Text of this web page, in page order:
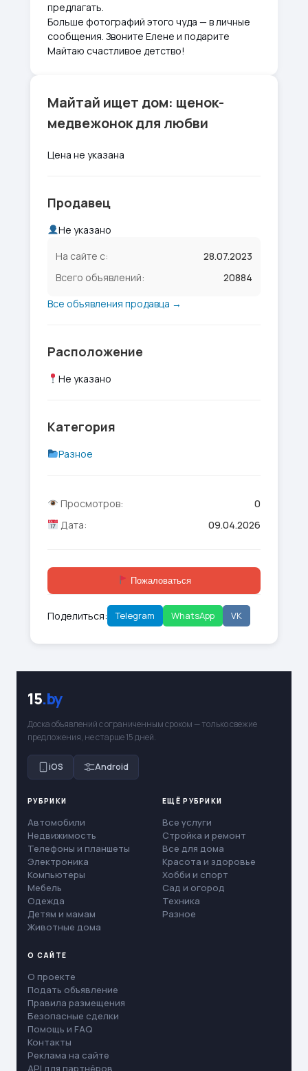
предлагать.
Больше фотографий этого чуда — в личные
сообщения. Звоните Елене и подарите
Майтаю счастливое детство!
Майтай ищет дом: щенок-
медвежонок для любви
Цена не указана
Продавец
Не указано
На сайте с:
28.07.2023
Всего объявлений:
20884
Все объявления продавца →
Расположение
Не указано
Категория
Разное
Просмотров:
0
Дата:
09.04.2026
Пожаловаться
Поделиться: Telegram WhatsApp VK
15.by
Доска объявлений с ограниченным сроком — только свежие
предложения, не старше 15 дней.
iOS Android
РУБРИКИ
Автомобили
Недвижимость
Телефоны и планшеты
Электроника
Компьютеры
Мебель
Одежда
Детям и мамам
Животные дома
ЕЩЁ РУБРИКИ
Все услуги
Стройка и ремонт
Все для дома
Красота и здоровье
Хобби и спорт
Сад и огород
Техника
Разное
О САЙТЕ
О проекте
Подать объявление
Правила размещения
Безопасные сделки
Помощь и FAQ
Контакты
Реклама на сайте
API для партнёров